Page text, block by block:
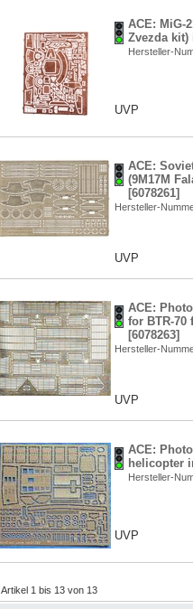
ACE: MiG-
Zvezda kit)
Hersteller-
UVP
ACE:
(9M17M
[6078261]
Hersteller-
UVP
ACE:
for BTR-70
[6078263]
Hersteller-
UVP
ACE:
helicopter
Hersteller-
UVP
Artikel 1 bis 13 von 13